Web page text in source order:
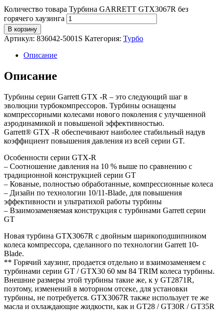
Количество товара Турбина GARRETT GTX3067R без
горячего хаузинга
В корзину
Артикул: 836042-5001S Категория: Турбо
Описание
Описание
Турбины серии Garrett GTX -R – это следующий шаг в
эволюции турбокомпрессоров. Турбины оснащены
компрессорными колесами нового поколения с улучшенной
аэродинамикой и повышеной эффективностью.
Garrett® GTX -R обеспечивают наиболее стабильный надув
коэффициент повышения давления из всей серии GT.
Особенности серии GTX-R
– Соотношение давления на 10 % выше по сравнению с
традиционной конструкцией серии GT
– Кованые, полностью обработанные, компрессионные колеса
– Дизайн по технологии 10/11-Blade, для повышения
эффективности и ультратихой работы турбины
– Взаимозаменяемая конструкция с турбинами Garrett серии
GT
Новая турбина GTX3067R с двойным шарикоподшипником
колеса компрессора, сделанного по технологии Garrett 10-
Blade.
** Горячий хаузинг, продается отдельно и взаимозаменяем с
турбинами серии GT / GTX30 60 мм 84 TRIM колеса турбины.
Внешние размеры этой турбины такие же, к у GT2871R,
поэтому, изменений в моторном отсеке, для установки
турбины, не потребуется. GTX3067R также использует те же
масла и охлаждающие жидкости, как и GT28 / GT30R / GT35R